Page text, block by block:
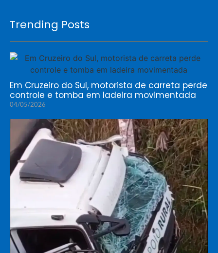
Trending Posts
Em Cruzeiro do Sul, motorista de carreta perde
controle e tomba em ladeira movimentada
04/05/2026